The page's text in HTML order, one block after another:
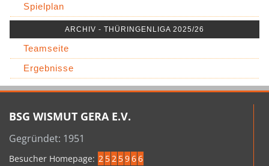
Spielplan
ARCHIV - THÜRINGENLIGA 2025/26
Teamseite
Ergebnisse
BSG WISMUT GERA E.V.
Gegründet: 1951
Besucher Homepage: 2 52 5966